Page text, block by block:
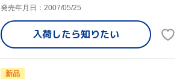
発売年月日：2007/05/25
入荷したら知りたい
新品